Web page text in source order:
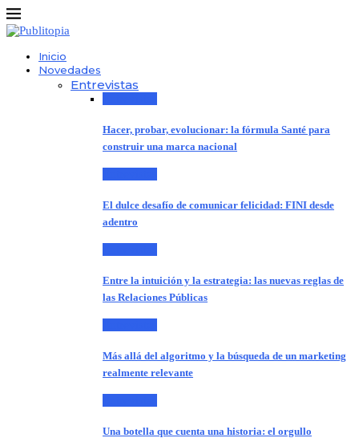
Inicio
Novedades
Entrevistas
Hacer, probar, evolucionar: la fórmula Santé para
construir una marca nacional
El dulce desafío de comunicar felicidad: FINI desde
adentro
Entre la intuición y la estrategia: las nuevas reglas de
las Relaciones Públicas
Más allá del algoritmo y la búsqueda de un marketing
realmente relevante
Una botella que cuenta una historia: el orgullo